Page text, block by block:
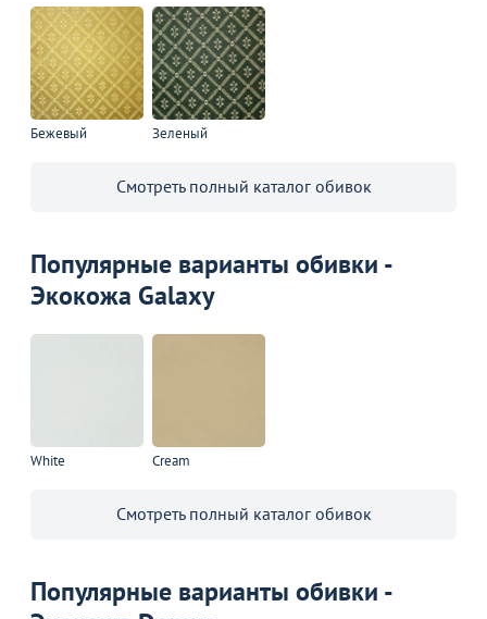
Бежевый Зеленый
Смотреть полный каталог обивок
Популярные варианты обивки -
Экокожа Galaxy
White Cream
Смотреть полный каталог обивок
Популярные варианты обивки -